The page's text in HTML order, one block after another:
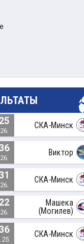
СКА-Минск
Виктор
СКА-Минск
Машека
(Могилев)
СКА-Минск